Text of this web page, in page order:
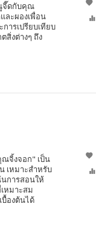
จี๊ดกับคุณ
ละผองเพื่อน
ารเปรียบเทียบ
สิ่งต่างๆ ถึง
จิ้งจอก" เป็น
เหมาะสำหรับ
นการสอนให้
หมาะสม
องต้นได้